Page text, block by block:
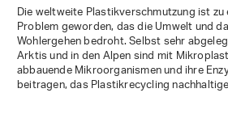
Die weltweite Plastikverschmutzung ist
Problem geworden, das die Umwelt und
Wohlergehen bedroht. Selbst sehr
Arktis und in den Alpen sind mit
abbauende Mikroorganismen und ihre
beitragen, das Plastikrecycling